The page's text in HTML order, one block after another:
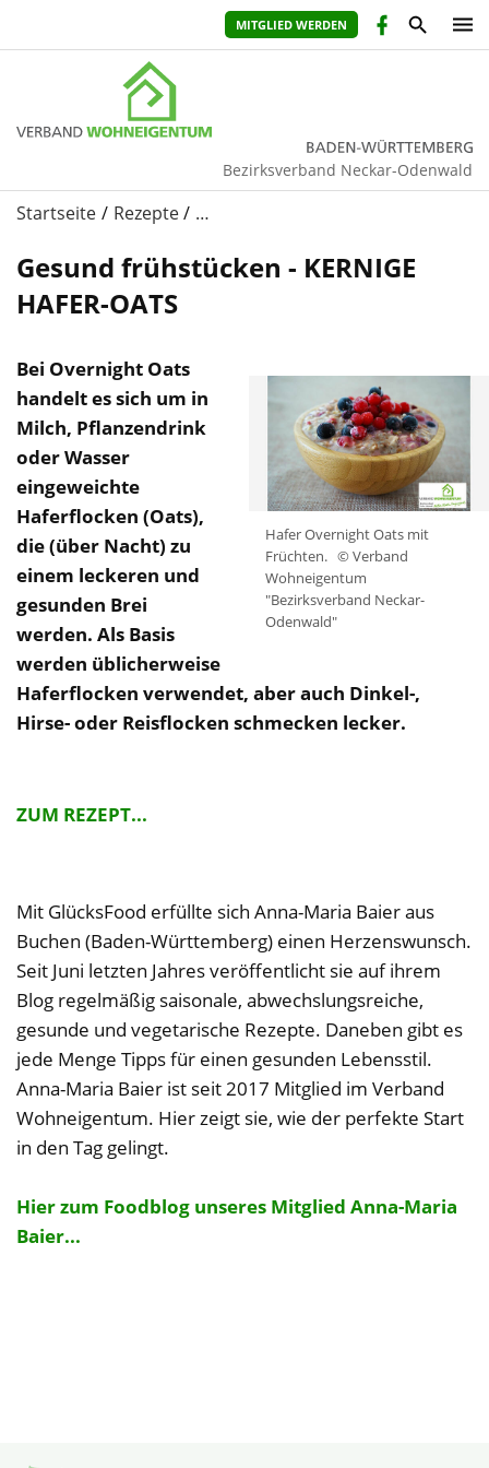
MITGLIED WERDEN
Bezirksverband Neckar-Odenwald
Startseite Rezepte …
Gesund frühstücken - KERNIGE
HAFER-OATS
Hafer Overnight Oats mit
Früchten. © Verband
Wohneigentum
"Bezirksverband Neckar-
Odenwald"
Bei Overnight Oats
handelt es sich um in
Milch, Pflanzendrink
oder Wasser
eingeweichte
Haferflocken (Oats),
die (über Nacht) zu
einem leckeren und
gesunden Brei
werden. Als Basis
werden üblicherweise
Haferflocken verwendet, aber auch Dinkel-,
Hirse- oder Reisflocken schmecken lecker.
ZUM REZEPT...
Mit GlücksFood erfüllte sich Anna-Maria Baier aus
Buchen (Baden-Württemberg) einen Herzenswunsch.
Seit Juni letzten Jahres veröffentlicht sie auf ihrem
Blog regelmäßig saisonale, abwechslungsreiche,
gesunde und vegetarische Rezepte. Daneben gibt es
jede Menge Tipps für einen gesunden Lebensstil.
Anna-Maria Baier ist seit 2017 Mitglied im Verband
Wohneigentum. Hier zeigt sie, wie der perfekte Start
in den Tag gelingt.
Hier zum Foodblog unseres Mitglied Anna-Maria
Baier...